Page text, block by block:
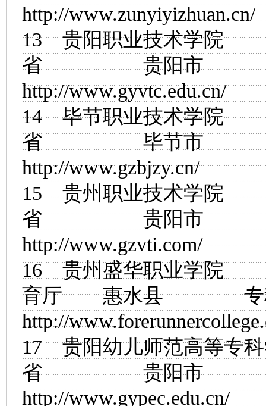
http://www.zunyiyizhuan.cn/
13贵阳职业技术学院
省 贵阳
http://www.gyvtc.edu.cn/
14毕节职业技术学院
省 毕节
http://www.gzbjzy.cn/
15贵州职业技术学院
省 贵阳
http://www.gzvti.com/
16贵州盛华职业学院
育厅 惠水
http://
17贵阳幼儿师范高等专
省 贵阳
http://www.gypec.edu.cn/